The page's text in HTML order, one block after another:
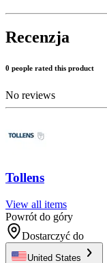
Recenzja
0 people rated this product
No reviews
Tollens
View all items
Powrót do góry
Dostarczyć do
United States